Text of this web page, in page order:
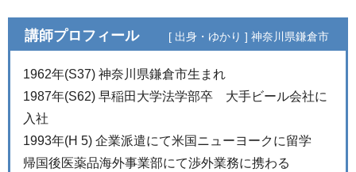
講師プロフィール [ 出身・ゆかり ] 神奈川県鎌倉市
1962年(S37) 神奈川県鎌倉市生まれ
1987年(S62) 早稲田大学法学部卒 大手ビール会社に
入社
1993年(H 5) 企業派遣にて米国ニューヨークに留学
帰国後医薬品海外事業部にて渉外業務に携わる